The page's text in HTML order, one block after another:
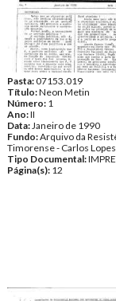
Pasta:07153.019
Título:Neon Metin
Número: 1
Ano:II
Data:Janeiro de 1990
Fundo:Arquivo da
Timorense - Carlos Lopes
Tipo Documental:
Página(s): 12